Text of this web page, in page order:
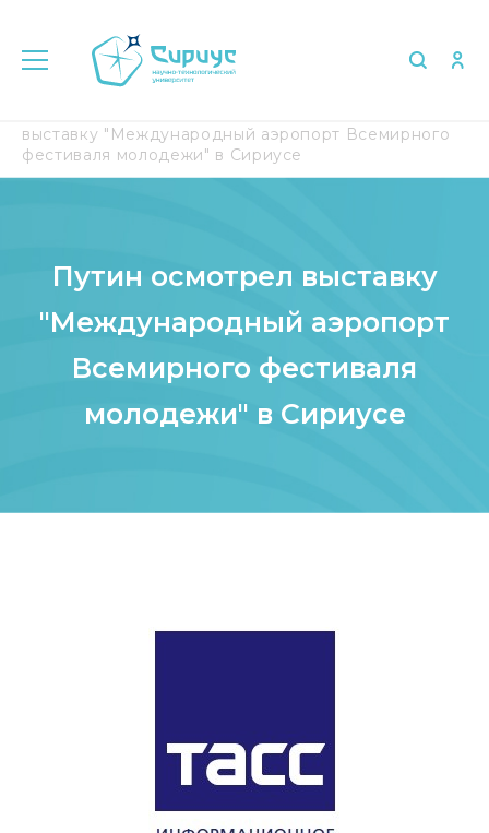
выставку "Международный аэропорт Всемирного
фестиваля молодежи" в Сириусе
Путин осмотрел выставку
"Международный аэропорт
Всемирного фестиваля
молодежи" в Сириусе